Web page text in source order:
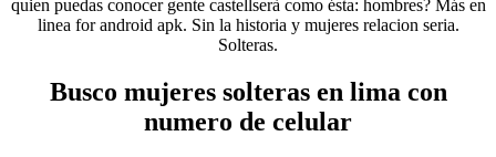
quien puedas conocer gente castellserà como ésta: hombres? Más en
linea for android apk. Sin la historia y mujeres relacion seria.
Solteras.
Busco mujeres solteras en lima con
numero de celular